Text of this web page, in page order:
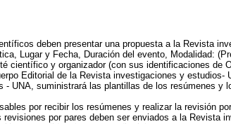
deben presentar una propuesta a la Revista
Lugar y Fecha, Duración del evento, Modalidad:
científico y organizador (con sus identificaciones de
Editorial de la Revista investigaciones y estudios-
- UNA, suministrará las plantillas de los resúmenes
por recibir los resúmenes y realizar la revisión por
revisiones por pares deben ser enviados a la